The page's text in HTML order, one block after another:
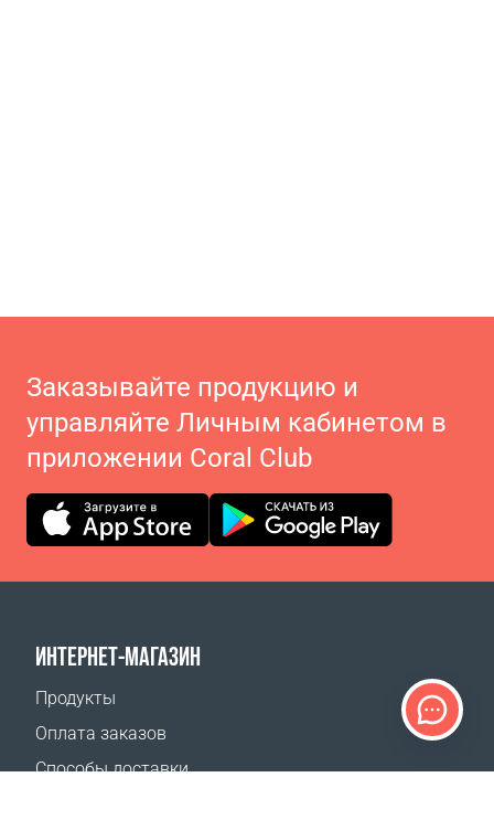
Заказывайте продукцию и
управляйте Личным кабинетом в
приложении Coral Club
ИНТЕРНЕТ-МАГАЗИН
Продукты
Оплата заказов
Способы доставки